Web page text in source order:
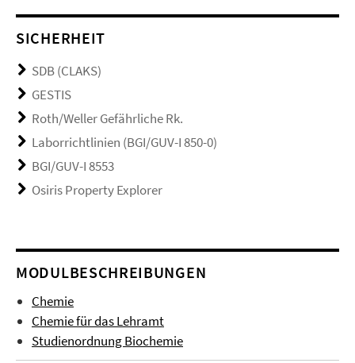
SICHERHEIT
SDB (CLAKS)
GESTIS
Roth/Weller Gefährliche Rk.
Laborrichtlinien (BGI/GUV-I 850-0)
BGI/GUV-I 8553
Osiris Property Explorer
MODULBESCHREIBUNGEN
Chemie
Chemie für das Lehramt
Studienordnung Biochemie